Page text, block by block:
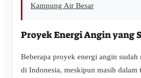
Kampung Air Besar
Proyek Energi Angin yang
Beberapa proyek energi angin
di Indonesia, meskipun masih dalam